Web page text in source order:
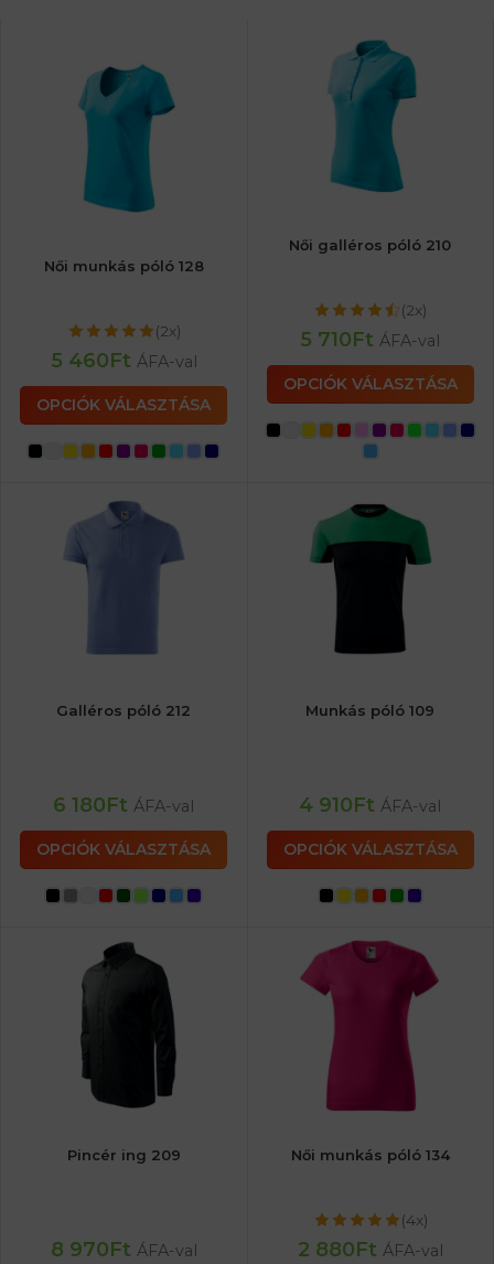
Női munkás póló 128
(2x)
5 460Ft ÁFA-val
OPCIÓK VÁLASZTÁSA
Női galléros póló 210
(2x)
5 710Ft ÁFA-val
OPCIÓK VÁLASZTÁSA
Galléros póló 212
6 180Ft ÁFA-val
OPCIÓK VÁLASZTÁSA
Munkás póló 109
4 910Ft ÁFA-val
OPCIÓK VÁLASZTÁSA
Pincér ing 209
8 970Ft ÁFA-val
Női munkás póló 134
(4x)
2 880Ft ÁFA-val